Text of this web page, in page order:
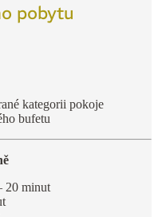
pobytu
kategorii pokoje
bufetu
20 minut